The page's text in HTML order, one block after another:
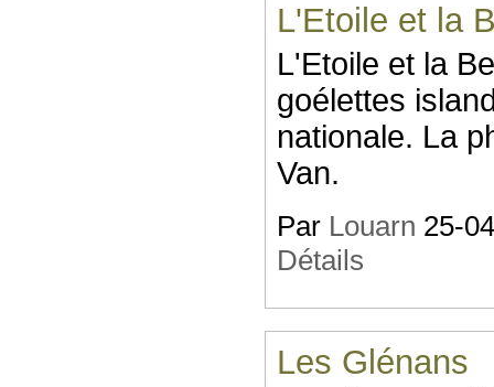
L'Etoile et la
L'Etoile et la
goélettes
nationale. La
Van.
Par Louarn 25-
Détails
Les Glénans